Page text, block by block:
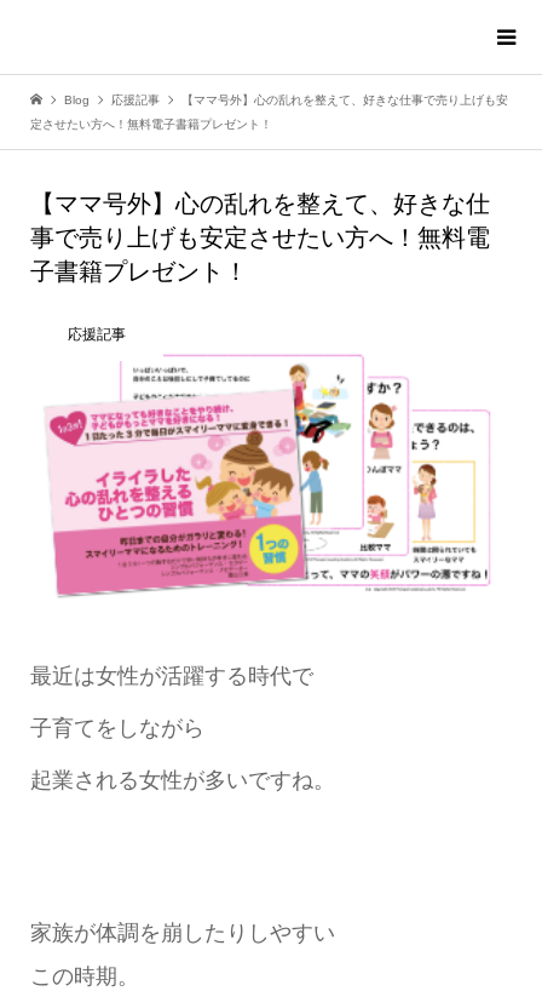
Blog 応援記事
【ママ号外】心の乱れを整えて、好きな仕事で売り上げも安
定させたい方へ！無料電子書籍プレゼント！
【ママ号外】心の乱れを整えて、好きな仕
事で売り上げも安定させたい方へ！無料電
子書籍プレゼント！
応援記事
最近は女性が活躍する時代で
子育てをしながら
起業される女性が多いですね。
家族が体調を崩したりしやすい
この時期。